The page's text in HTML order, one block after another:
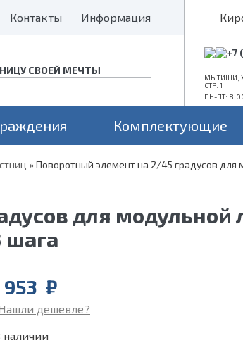
Контакты
Контакты Информация
Информация
+7
МЫТИЩИ,
СТР. 1
ПН-ПТ:
П-образные
Для больших проемов
Для маленьких
Комплектующие
»Поворотный элемент на 2/45 градусов
для модульной
шага
953 ₽
дешевле?
наличии